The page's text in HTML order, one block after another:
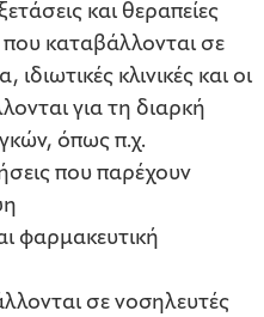
και θεραπείες
καταβάλλονται σε
κλινικές και οι
για τη διαρκή
όπως π.χ.
που παρέχουν
φαρμακευτική
σε νοσηλευτές